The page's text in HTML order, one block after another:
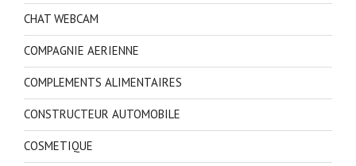
CHAT WEBCAM
COMPAGNIE AERIENNE
COMPLEMENTS ALIMENTAIRES
CONSTRUCTEUR AUTOMOBILE
COSMETIQUE